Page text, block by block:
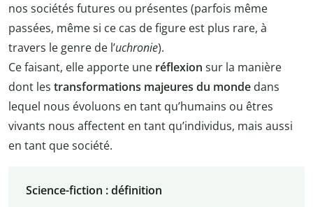
nos sociétés futures ou présentes (parfois même
passées, même si ce cas de figure est plus rare, à
travers le genre de l’uchronie).
Ce faisant, elle apporte une réflexion sur la manière
dont les transformations majeures du monde dans
lequel nous évoluons en tant qu’humains ou êtres
vivants nous affectent en tant qu’individus, mais aussi
en tant que société.
Science-fiction : définition